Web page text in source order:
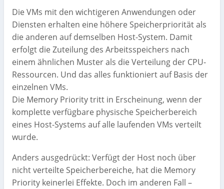
Die VMs mit den wichtigeren Anwendungen oder
Diensten erhalten eine höhere Speicherpriorität als
die anderen auf demselben Host-System. Damit
erfolgt die Zuteilung des Arbeitsspeichers nach
einem ähnlichen Muster als die Verteilung der CPU-
Ressourcen. Und das alles funktioniert auf Basis der
einzelnen VMs.
Die Memory Priority tritt in Erscheinung, wenn der
komplette verfügbare physische Speicherbereich
eines Host-Systems auf alle laufenden VMs verteilt
wurde.
Anders ausgedrückt: Verfügt der Host noch über
nicht verteilte Speicherbereiche, hat die Memory
Priority keinerlei Effekte. Doch im anderen Fall –